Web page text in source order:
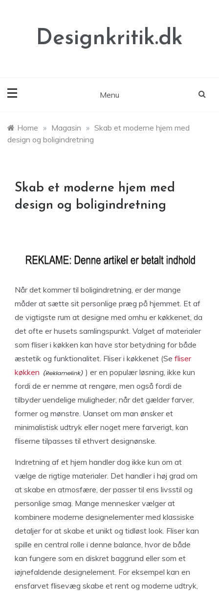
Designkritik.dk
Menu
Home » Magasin » Skab et moderne hjem med
design og boligindretning
Skab et moderne hjem med
design og boligindretning
Når det kommer til boligindretning, er der mange
måder at sætte sit personlige præg på hjemmet. Et af
de vigtigste rum at designe med omhu er køkkenet, da
det ofte er husets samlingspunkt. Valget af materialer
som fliser i køkken kan have stor betydning for både
æstetik og funktionalitet. Fliser i køkkenet (Se fliser
køkken
) er en populær løsning, ikke kun
fordi de er nemme at rengøre, men også fordi de
tilbyder uendelige muligheder, når det gælder farver,
former og mønstre. Uanset om man ønsker et
minimalistisk udtryk eller noget mere farverigt, kan
fliserne tilpasses til ethvert designønske.
Indretning af et hjem handler dog ikke kun om at
vælge de rigtige materialer. Det handler i høj grad om
at skabe en atmosfære, der passer til ens livsstil og
personlige smag. Mange mennesker vælger at
kombinere moderne designelementer med klassiske
detaljer for at skabe et unikt og tidløst look. Fliser kan
spille en central rolle i denne balance, hvor de både
kan fungere som en diskret baggrund eller som et
iøjnefaldende designelement. For eksempel kan en
ensfarvet flisevæg skabe et rent og moderne udtryk,